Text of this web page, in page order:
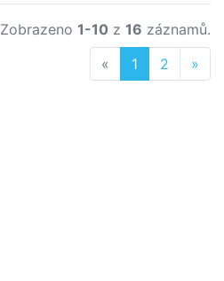
Zobrazeno 1-10 z 16 záznamů.
« Previous
1 2 »